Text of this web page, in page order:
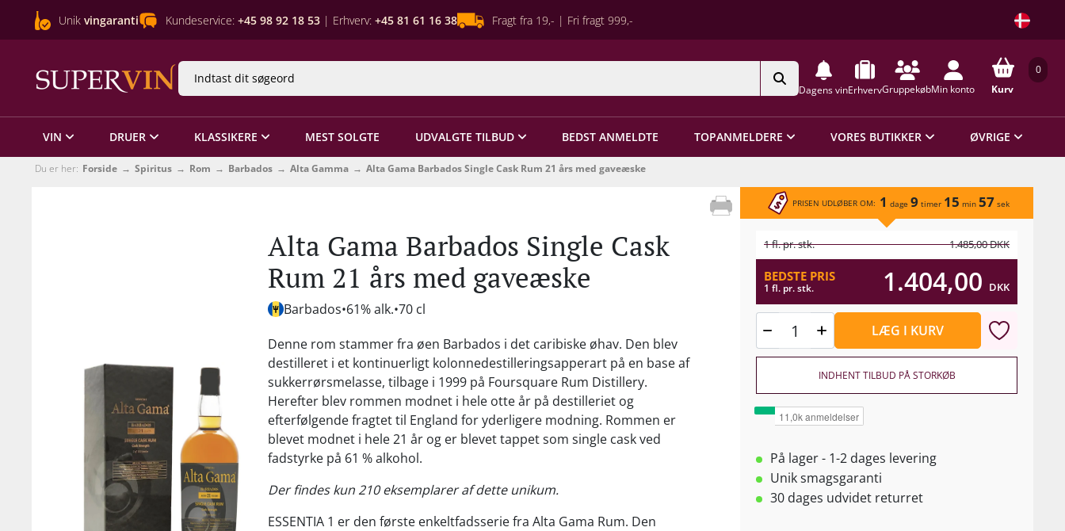
Unik vingaranti Kundeservice: +45 98 92 18 53 | Erhverv: +45 81 61 16 38 Fragt fra 19,- | Fri fragt 999,-
Dagens vinErhvervGruppekøbMin konto
0
Kurv
VIN DRUER KLASSIKERE MEST SOLGTE UDVALGTE TILBUD BEDST ANMELDTE TOPANMELDERE VORES BUTIKKER ØVRIGE
Du er her: Forside Spiritus Rom Barbados Alta Gamma Alta Gama Barbados Single Cask Rum 21 års med gaveæske
Alta Gama Barbados Single Cask
Rum 21 års med gaveæske
Barbados 61% alk. 70 cl
Denne rom stammer fra øen Barbados i det caribiske øhav. Den blev
destilleret i et kontinuerligt kolonnedestilleringsapperart på en base af
sukkerrørsmelasse, tilbage i 1999 på Foursquare Rum Distillery.
Herefter blev rommen modnet i hele otte år på destilleriet og
efterfølgende fragtet til England for yderligere modning. Rommen er
blevet modnet i hele 21 år og er blevet tappet som single cask ved
fadstyrke på 61 % alkohol.
Der findes kun 210 eksemplarer af dette unikum.
ESSENTIA 1 er den første enkeltfadsserie fra Alta Gama Rum. Den
PRISEN UDLØBER OM: 1 dage 9 timer 15 min 57 sek
1 fl. pr. stk. 1.485,00DKK
BEDSTE PRIS
1 fl. pr. stk. 1.404,00 DKK
LÆG I KURV
INDHENT TILBUD PÅ STORKØB
På lager - 1-2 dages levering
Unik smagsgaranti
30 dages udvidet returret